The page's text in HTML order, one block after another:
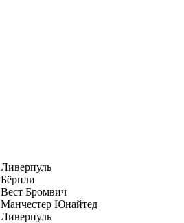
Ливерпуль
Бёрнли
Вест Бромвич
Манчестер Юнайтед
Ливерпуль